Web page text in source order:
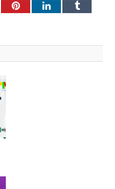
PinterestLinkedInTumblr